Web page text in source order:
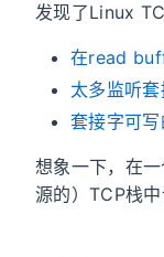
发现了Linux
在read
太多监听套
套接字可写
想象一下，在
源的）TCP栈中